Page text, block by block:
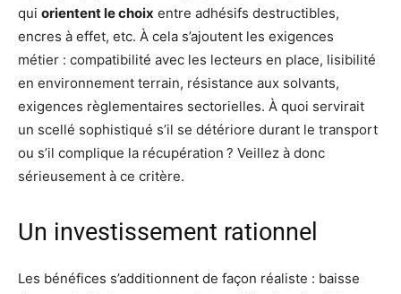
qui orientent le choix entre adhésifs destructibles,
encres à effet, etc. À cela s’ajoutent les exigences
métier : compatibilité avec les lecteurs en place, lisibilité
en environnement terrain, résistance aux solvants,
exigences règlementaires sectorielles. À quoi servirait
un scellé sophistiqué s’il se détériore durant le transport
ou s’il complique la récupération ? Veillez à donc
sérieusement à ce critère.
Un investissement rationnel
Les bénéfices s’additionnent de façon réaliste : baisse